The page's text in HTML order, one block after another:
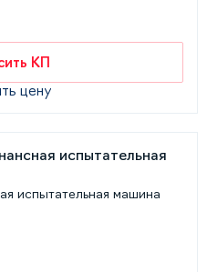
КП
цену
испытательная машина